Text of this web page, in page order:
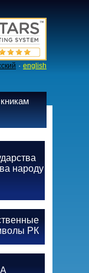
· english
народу
РК